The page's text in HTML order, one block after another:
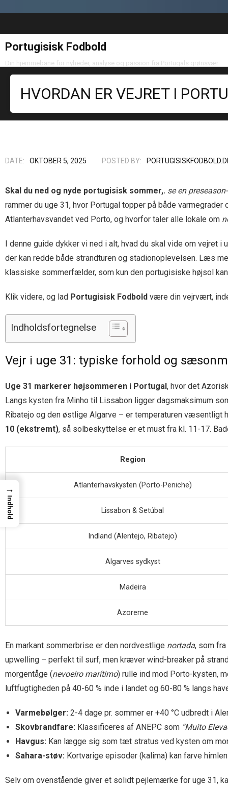
Portugisisk Fodbold
Din hjemmebane for nyheder, analyse og passion fra Portugals grønsvær
HVORDAN ER VEJRET I
DATE: OKTOBER 5, 2025 POSTED BY:
Skal du ned og nyde portugisisk sommer,. se en
rammer du uge 31, hvor Portugal topper på både
Atlanterhavsvandet ved Porto, og hvorfor taler alle lokale om
I denne guide dykker vi ned i alt, hvad du skal vide om
der kan redde både strandturen og stadionoplevelsen. Læs
klassiske sommerfælder, som kun den portugisiske højsol
Klik videre, og lad Portugisisk Fodbold være din vejrvært,
Indholdsfortegnelse
Vejr i uge 31: typiske forhold og
Uge 31 markerer højsommeren i Portugal , hvor det
Langs kysten fra Minho til Lissabon ligger dagsmaksimum
Ribatejo og den østlige Algarve – er temperaturen væsentligt
10 (ekstremt), så solbeskyttelse er et must fra kl. 11-17.
Region
Atlanterhavskysten (Porto-Peniche)
Lissabon & Setúbal
Indland (Alentejo, Ribatejo)
Algarves sydkyst
Madeira
Azorerne
En markant sommerbrise er den nordvestlige nortada, som
upwelling – perfekt til surf, men kræver wind-breaker på
morgentåge (nevoeiro marítimo) rulle ind mod Porto-kysten,
luftfugtigheden på 40-60 % inde i landet og 60-80 % langs
Varmebølger: 2-4 dage pr. sommer er +40 °C udbredt i
Skovbrandfare: Klassificeres af ANEPC som “Muito
Havgus: Kan lægge sig som tæt stratus ved kysten om
Sahara-støv: Kortvarige episoder (kalima) kan farve
Selv om ovenstående giver et solidt pejlemærke for uge 31,
→
Indhold